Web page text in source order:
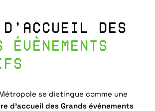
DES
ÉVÈNEMENTS
se distingue comme une
d’accueil des Grands événements